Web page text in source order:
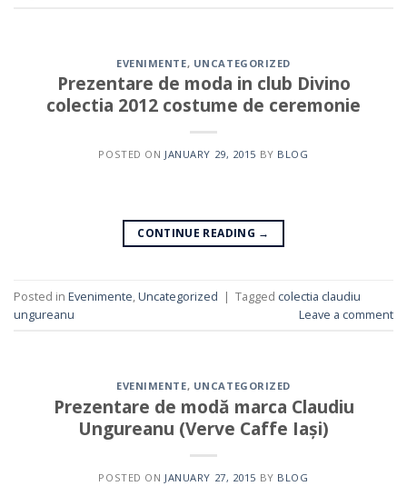
EVENIMENTE, UNCATEGORIZED
Prezentare de moda in club Divino
colectia 2012 costume de ceremonie
POSTED ON JANUARY 29, 2015 BY BLOG
CONTINUE READING →
Posted in Evenimente Uncategorized | Tagged colectia claudiu
ungureanu
Leave a comment
EVENIMENTE, UNCATEGORIZED
Prezentare de modă marca Claudiu
Ungureanu (Verve Caffe Iași)
POSTED ON JANUARY 27, 2015 BY BLOG